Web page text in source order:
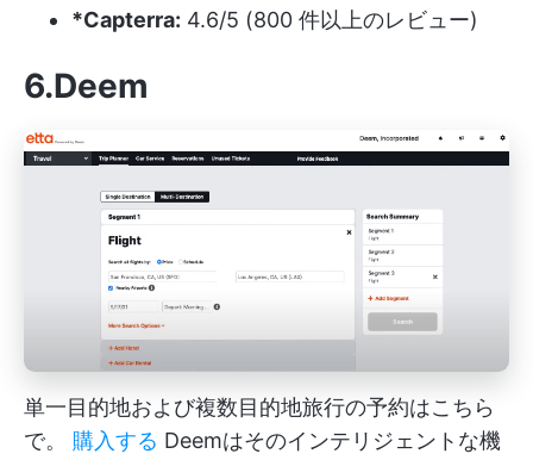
*Capterra: 4.6/5 (800 件以上のレビュー)
6.Deem
単一目的地および複数目的地旅行の予約はこちら
で。 購入する Deemはそのインテリジェントな機